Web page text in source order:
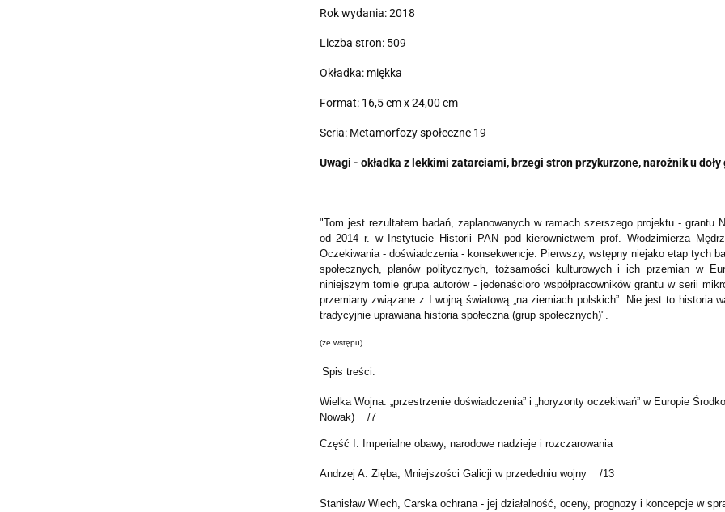
Rok wydania: 2018
Liczba stron: 509
Okładka: miękka
Format: 16,5 cm x 24,00 cm
Seria: Metamorfozy społeczne 19
Uwagi - okładka z lekkimi zatarciami, brzegi stron przykurzone, narożnik u
"Tom jest rezultatem badań, zaplanowanych w ramach szerszego projektu - grantu
od 2014 r. w Instytucie Historii PAN pod kierownictwem prof. Włodzimierza
Oczekiwania - doświadczenia - konsekwencje. Pierwszy, wstępny niejako etap tych
społecznych, planów politycznych, tożsamości kulturowych i ich przemian w
niniejszym tomie grupa autorów - jedenaścioro współpracowników grantu w serii
przemiany związane z I wojną światową „na ziemiach polskich”. Nie jest to historia
tradycyjnie uprawiana historia społeczna (grup społecznych)".
(ze wstępu)
Spis treści:
Wielka Wojna: „przestrzenie doświadczenia” i „horyzonty oczekiwań” w Europie
Nowak) /7
Część I. Imperialne obawy, narodowe nadzieje i rozczarowania
Andrzej A. Zięba, Mniejszości Galicji w przededniu wojny /13
Stanisław Wiech, Carska ochrana - jej działalność, oceny, prognozy i koncepcje w